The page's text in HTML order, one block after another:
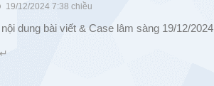
19/12/2024 7:38 chiều
dung bài viết & Case lâm sàng 19/12/2024